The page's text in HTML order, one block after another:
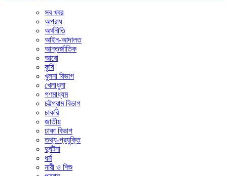
সব খবর
অপরাধ
অর্থনীতি
আইন-আদালত
আন্তর্জাতিক
আরো
কৃষি
খুলনা বিভাগ
খেলাধুলা
গণমাধ্যম
চট্টগ্রাম বিভাগ
চাকরি
জাতীয়
ঢাকা বিভাগ
তথ্য-প্রযুক্তি
দুর্ঘটনা
ধর্ম
নারী ও শিশু